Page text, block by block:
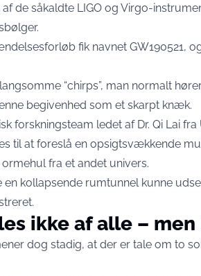
de såkaldte LIGO og Virgo-
fik navnet GW190521,
“chirps”, man normalt
begivenhed som et skarpt knæk.
forskningsteam ledet af Dr. Qi Lai
til at foreslå en opsigtsvækkende
fra et andet univers.
en kollapsende rumtunnel kunne
ikke af alle –
dog stadig, at der er tale om to